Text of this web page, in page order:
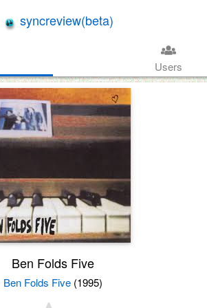
syncreview(beta)
Users
Ben Folds Five
Ben Folds Five (1995)